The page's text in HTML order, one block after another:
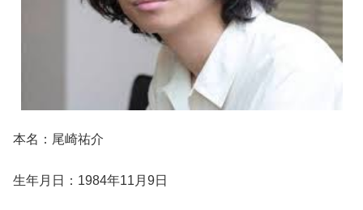
本名：尾崎祐介
生年月日：1984年11月9日